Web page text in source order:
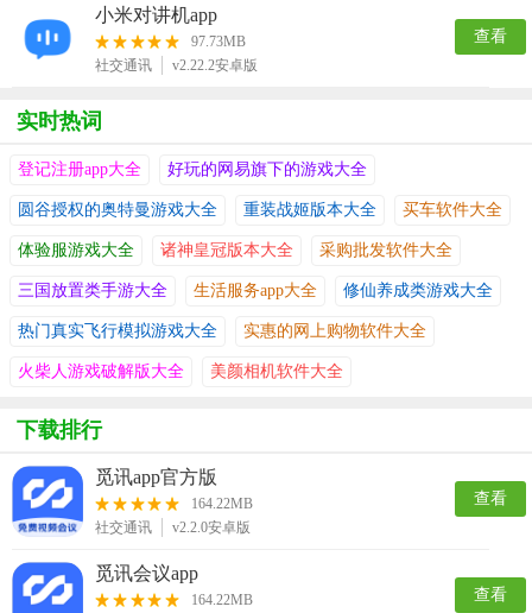
小米对讲机app
97.73MB
社交通讯
v2.22.2安卓版
查看
实时热词
登记注册app大全 好玩的网易旗下的游戏大全
圆谷授权的奥特曼游戏大全 重装战姬版本大全 买车软件大全
体验服游戏大全 诸神皇冠版本大全 采购批发软件大全
三国放置类手游大全 生活服务app大全 修仙养成类游戏大全
热门真实飞行模拟游戏大全 实惠的网上购物软件大全
火柴人游戏破解版大全 美颜相机软件大全
下载排行
觅讯app官方版
164.22MB
社交通讯
v2.2.0安卓版
查看
觅讯会议app
164.22MB
查看